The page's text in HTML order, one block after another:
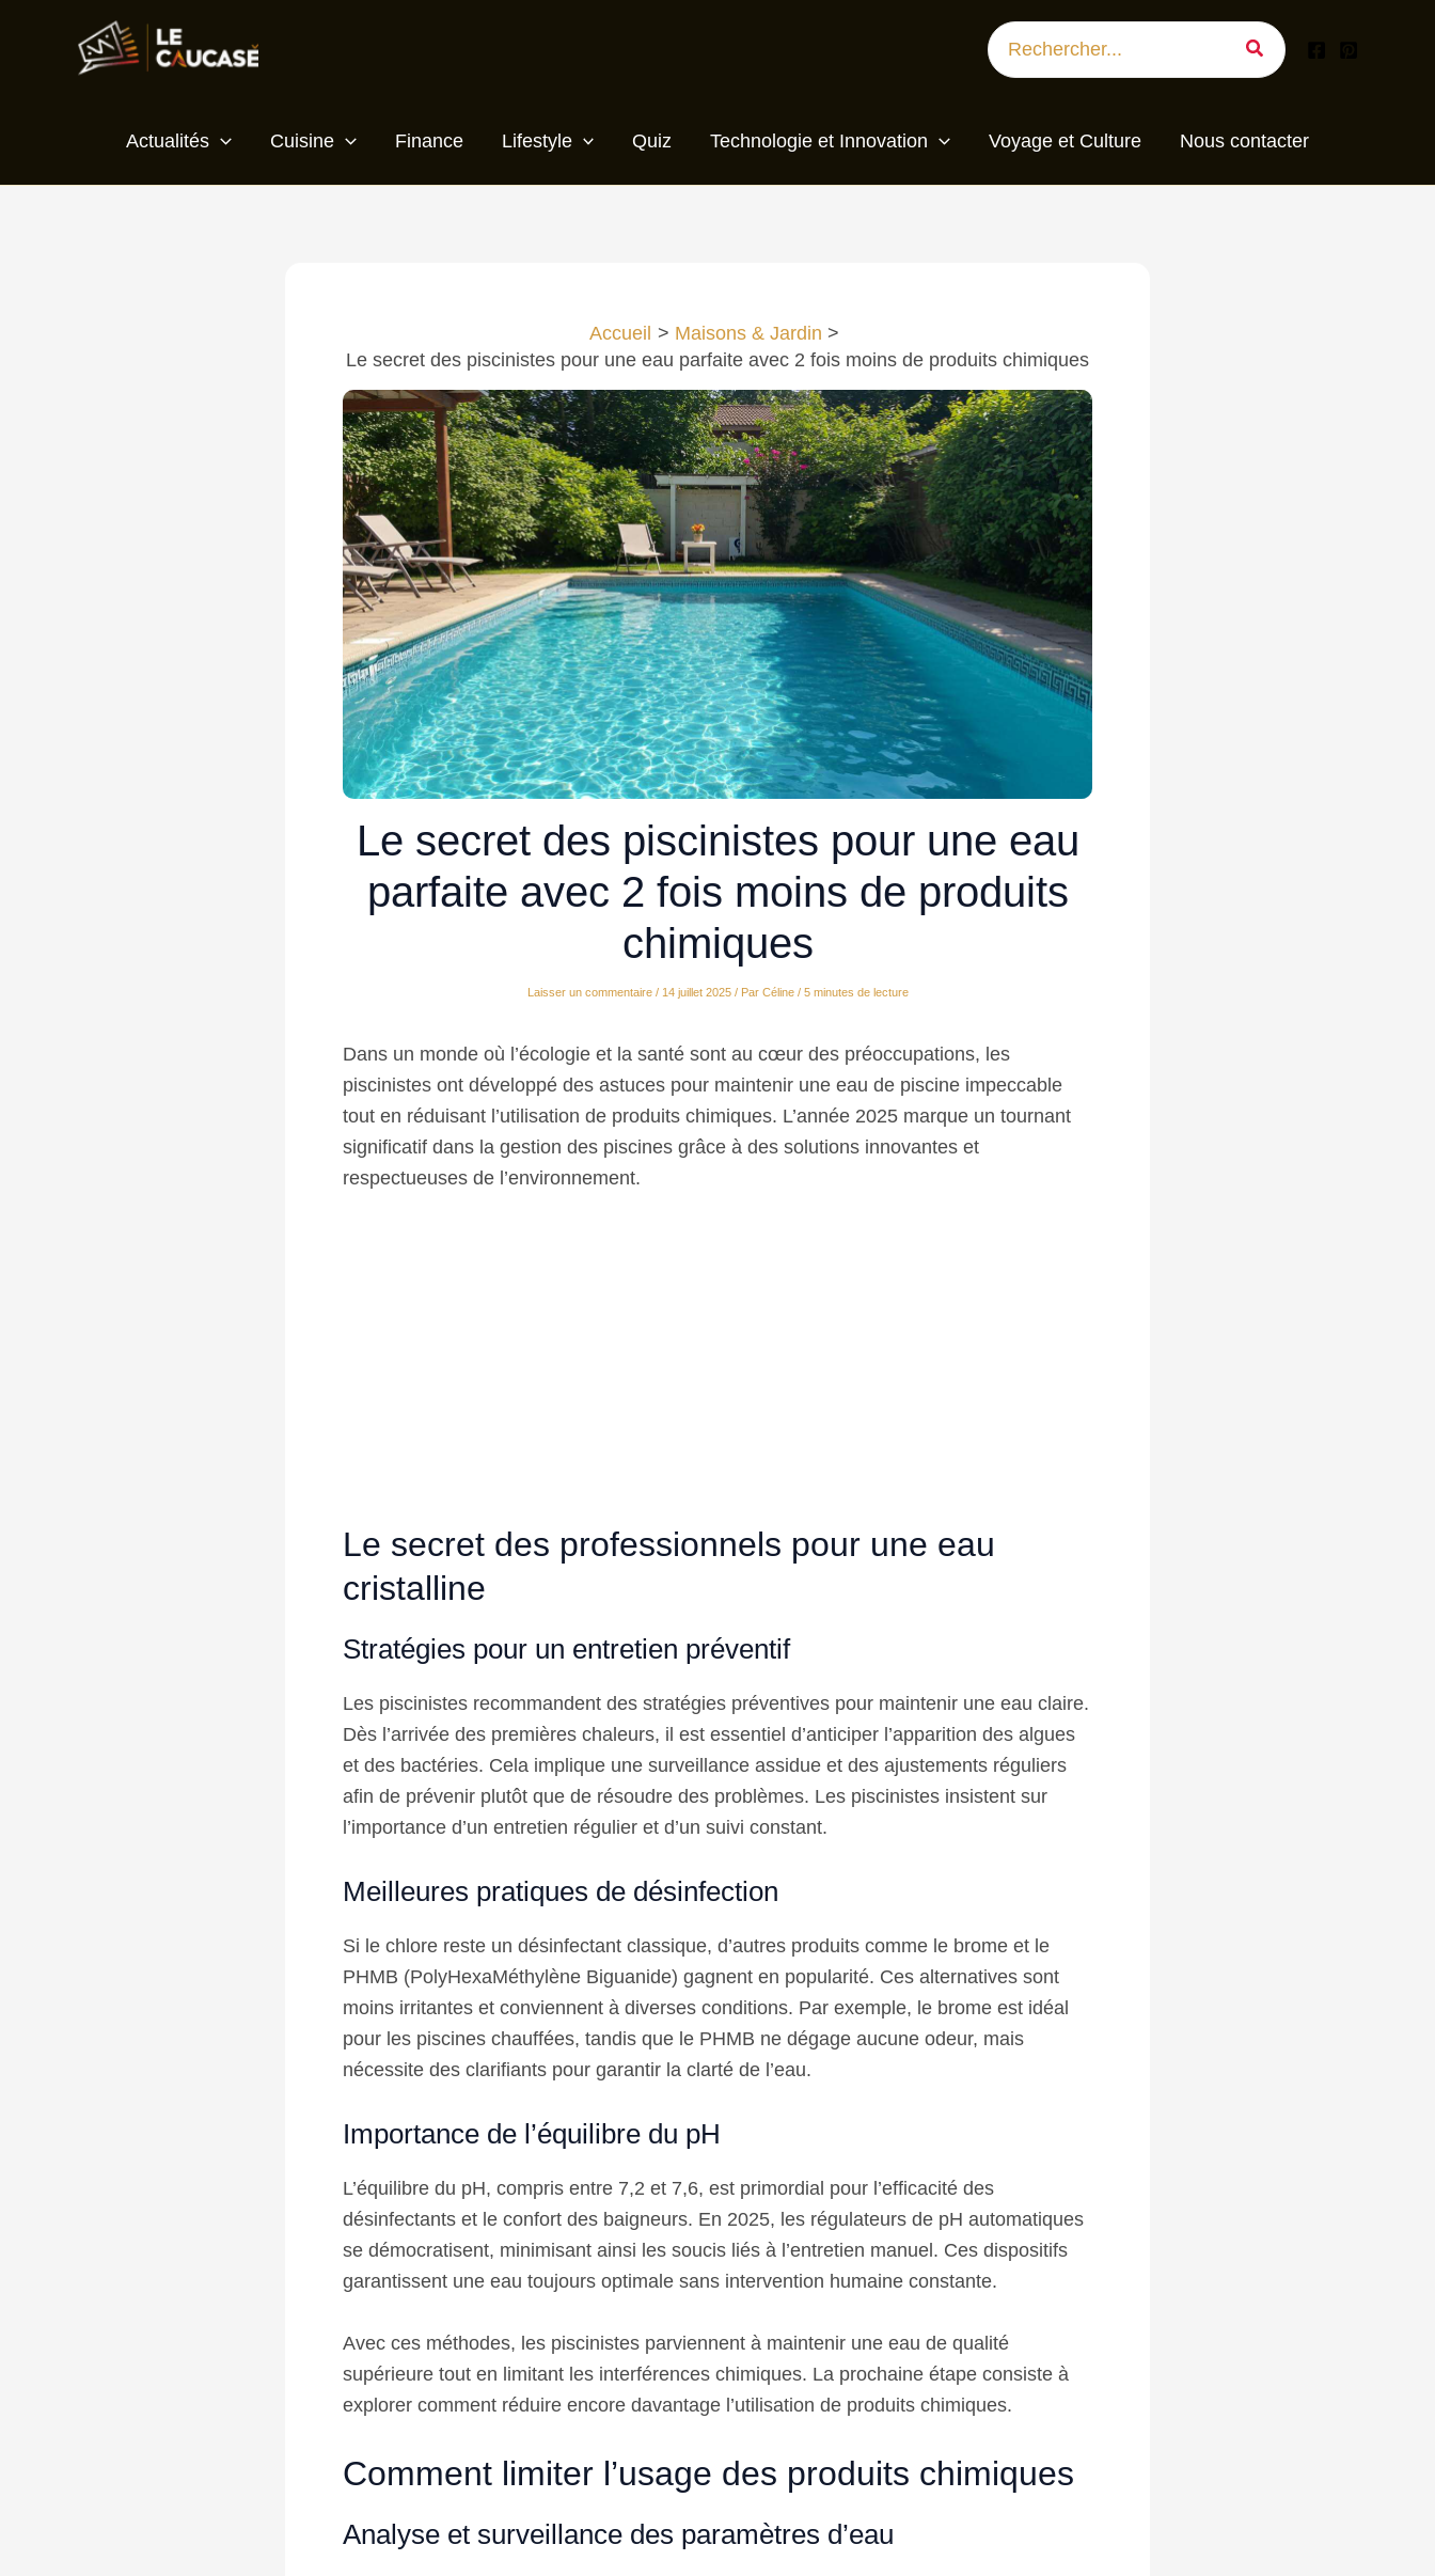
Search
for:
Actualités Cuisine Finance Lifestyle Quiz Technologie et Innovation Voyage et Culture Nous contacter
Accueil
Maisons & Jardin
Le secret des piscinistes pour une eau parfaite avec 2 fois moins de produits chimiques
Le secret des piscinistes pour une eau
parfaite avec 2 fois moins de produits
chimiques
Laisser un commentaire / 14 juillet 2025 / Par Céline / 5 minutes de lecture
Dans un monde où l’écologie et la santé sont au cœur des préoccupations, les
piscinistes ont développé des astuces pour maintenir une eau de piscine impeccable
tout en réduisant l’utilisation de produits chimiques. L’année 2025 marque un tournant
significatif dans la gestion des piscines grâce à des solutions innovantes et
respectueuses de l’environnement.
Le secret des professionnels pour une eau
cristalline
Stratégies pour un entretien préventif
Les piscinistes recommandent des stratégies préventives pour maintenir une eau claire.
Dès l’arrivée des premières chaleurs, il est essentiel d’anticiper l’apparition des algues
et des bactéries. Cela implique une surveillance assidue et des ajustements réguliers
afin de prévenir plutôt que de résoudre des problèmes. Les piscinistes insistent sur
l’importance d’un entretien régulier et d’un suivi constant.
Meilleures pratiques de désinfection
Si le chlore reste un désinfectant classique, d’autres produits comme le brome et le
PHMB (PolyHexaMéthylène Biguanide) gagnent en popularité. Ces alternatives sont
moins irritantes et conviennent à diverses conditions. Par exemple, le brome est idéal
pour les piscines chauffées, tandis que le PHMB ne dégage aucune odeur, mais
nécessite des clarifiants pour garantir la clarté de l’eau.
Importance de l’équilibre du pH
L’équilibre du pH, compris entre 7,2 et 7,6, est primordial pour l’efficacité des
désinfectants et le confort des baigneurs. En 2025, les régulateurs de pH automatiques
se démocratisent, minimisant ainsi les soucis liés à l’entretien manuel. Ces dispositifs
garantissent une eau toujours optimale sans intervention humaine constante.
Avec ces méthodes, les piscinistes parviennent à maintenir une eau de qualité
supérieure tout en limitant les interférences chimiques. La prochaine étape consiste à
explorer comment réduire encore davantage l’utilisation de produits chimiques.
Comment limiter l’usage des produits chimiques
Analyse et surveillance des paramètres d’eau